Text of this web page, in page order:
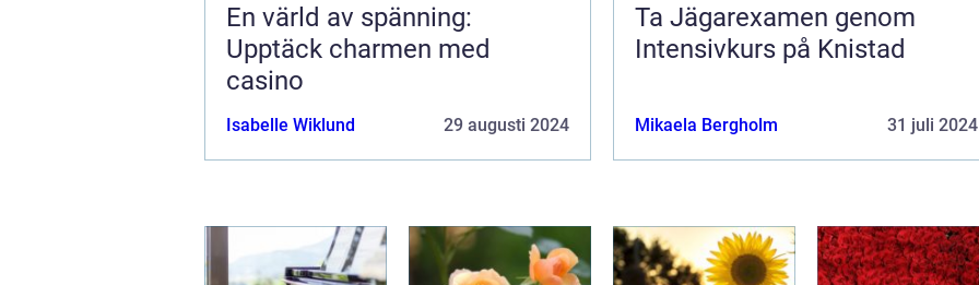
En värld av spänning:
Upptäck charmen med
casino
Isabelle Wiklund 29 augusti 2024
Ta Jägarexamen genom
Intensivkurs på Knistad
Mikaela Bergholm 31 juli 2024